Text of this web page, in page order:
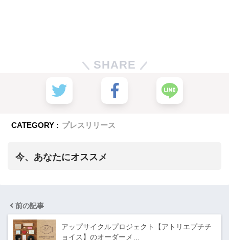
SHARE
CATEGORY : プレスリリース
今、あなたにオススメ
前の記事
アップサイクルプロジェクト【アトリエプチチ
ョイス】のオーダーメ…